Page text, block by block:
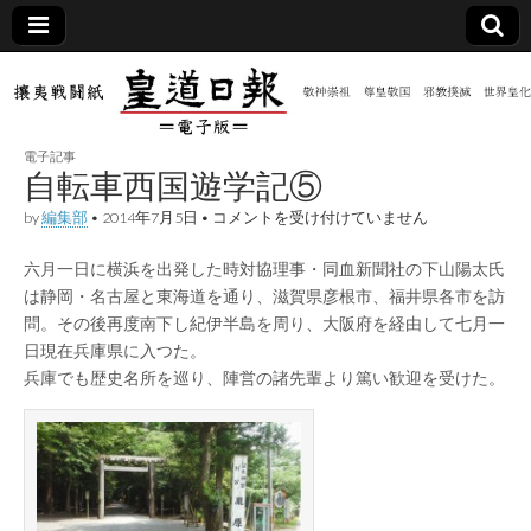
皇道
日報
（防
共新
聞）
電子
版
敬神
尊皇
｜昭
和八
年創
刊
実
践
攘夷
戦闘
紙
電子記事
自転車西国遊学記⑤
by編集部 • 2014年7月5日 • 自
西
国
遊
学
⑤
は
コメントを受け付けていません
六月一日に横浜を出発した時対協理事・同血新聞社の下山陽太氏
は静岡・名古屋と東海道を通り、滋賀県彦根市、福井県各市を訪
問。その後再度南下し紀伊半島を周り、大阪府を経由して七月一
日現在兵庫県に入つた。
兵庫でも歴史名所を巡り、陣営の諸先輩より篤い歓迎を受けた。